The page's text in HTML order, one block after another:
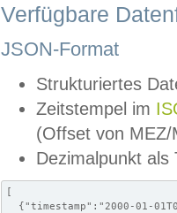
Verfügbare
JSON-Format
Strukturiertes
Zeitstempel im
(Offset von MEZ/
Dezimalpunkt als
[
{"timestamp":"2000-01-